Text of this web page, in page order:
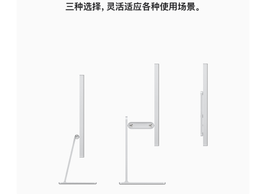
三种选择，灵活适应各种使用场景。